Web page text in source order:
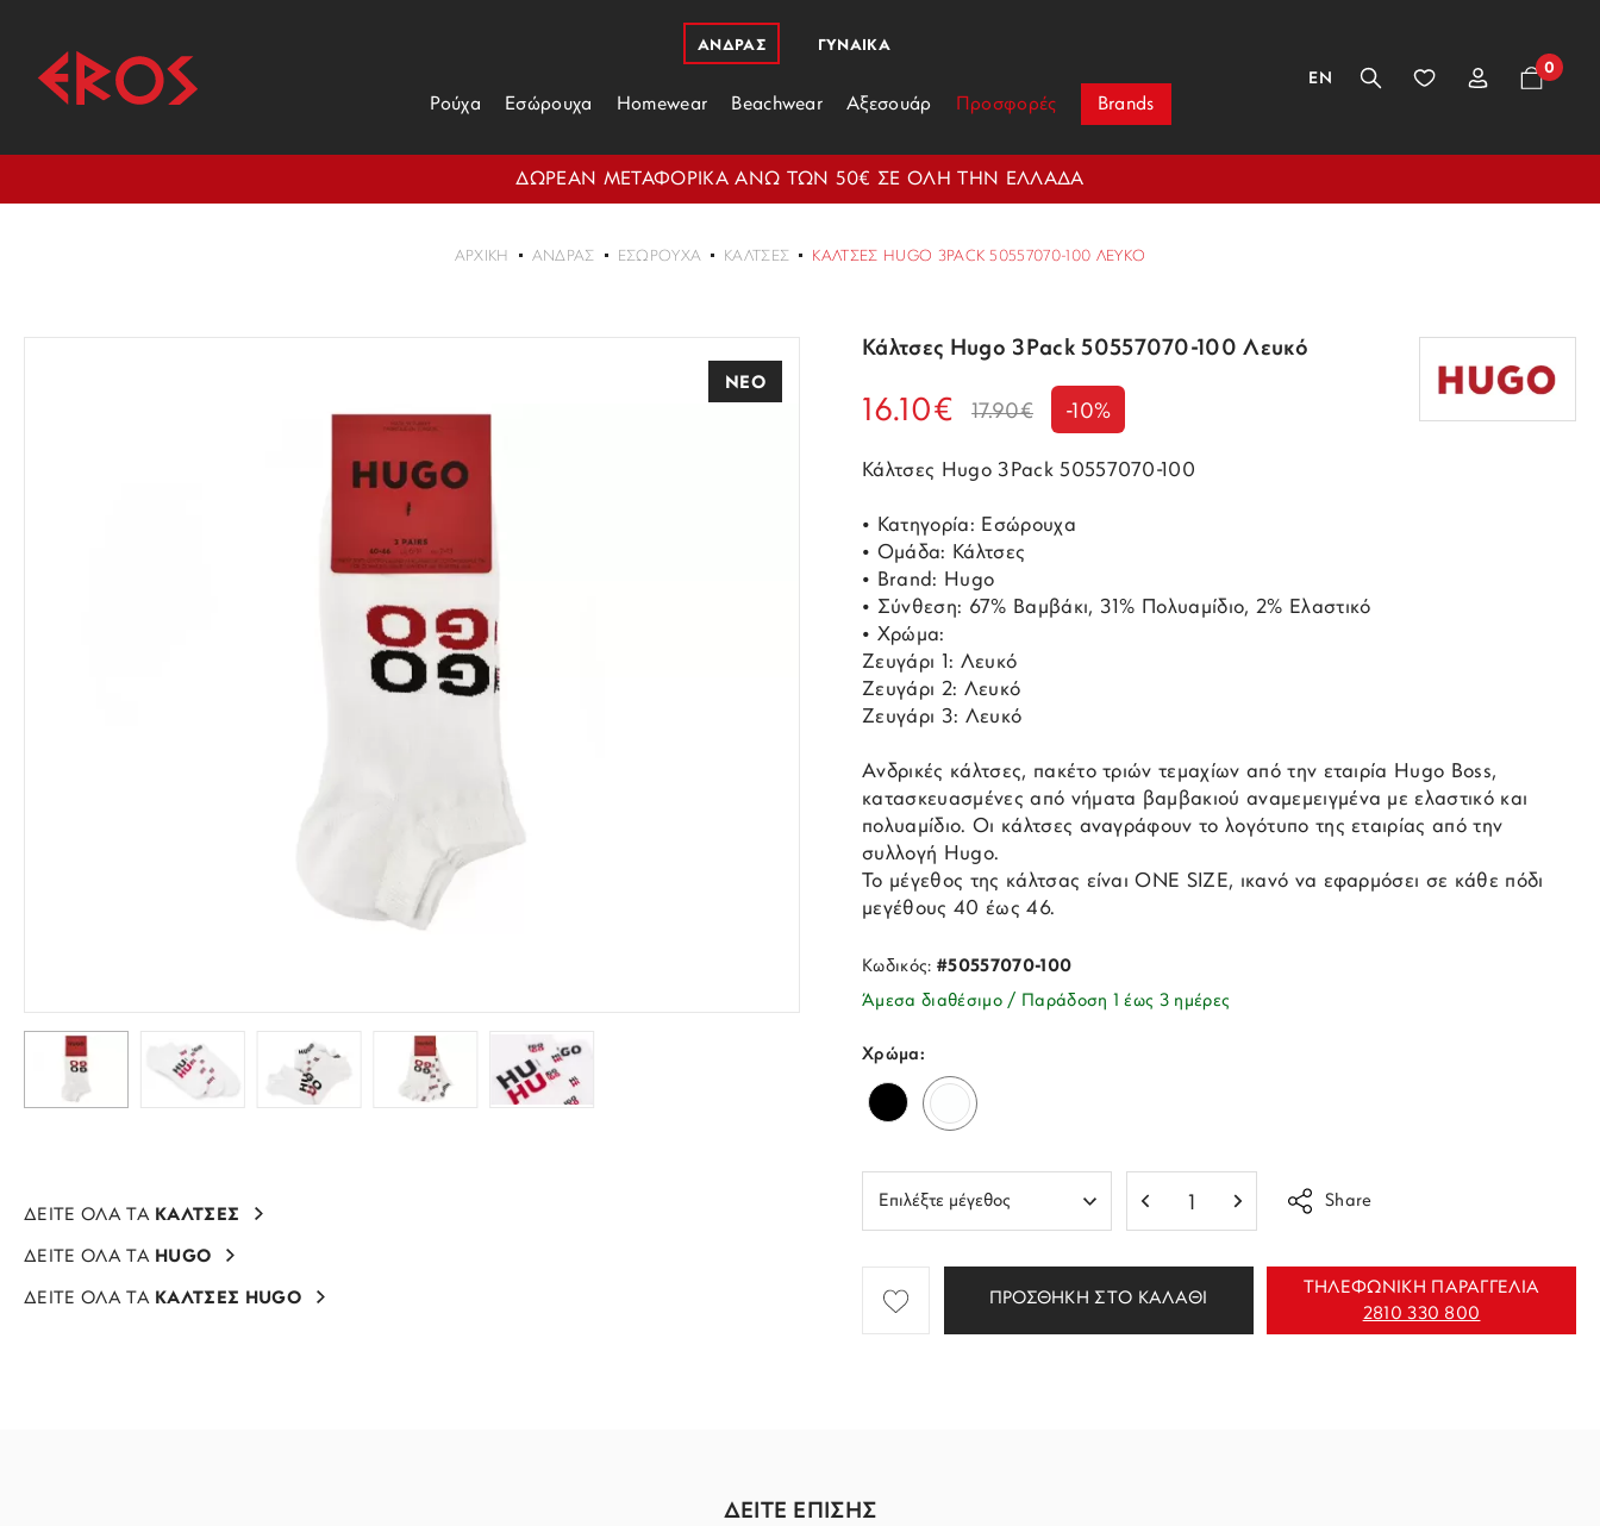
ΑΝΔΡΑΣ
Ρούχα Εσώρουχα Homewear Beachwear Αξεσουάρ Προσφορές Brands
ΓΥΝΑΙΚΑ
EN
0
ΔΩΡΕΑΝ ΜΕΤΑΦΟΡΙΚΑ ΑΝΩ ΤΩΝ 50€ ΣΕ ΟΛΗ ΤΗΝ ΕΛΛΑΔΑ
ΑΡΧΙΚΉ ΑΝΔΡΑΣ ΕΣΏΡΟΥΧΑ ΚΆΛΤΣΕΣ ΚΆΛΤΣΕΣ HUGO 3PACK 50557070-100 ΛΕΥΚΌ
ΝΕΟ
ΔΕΙΤΕ ΟΛΑ ΤΑ ΚΑΛΤΣΕΣ
ΔΕΙΤΕ ΟΛΑ ΤΑ HUGO
ΔΕΙΤΕ ΟΛΑ ΤΑ ΚΑΛΤΣΕΣ HUGO
Κάλτσες Hugo 3Pack 50557070-100 Λευκό
16.10€ 17.90€ -10%
Κάλτσες Hugo 3Pack 50557070-100
• Κατηγορία: Εσώρουχα
• Ομάδα: Κάλτσες
• Brand: Hugo
• Σύνθεση: 67% Βαμβάκι, 31% Πολυαμίδιο, 2% Ελαστικό
• Χρώμα:
Ζευγάρι 1: Λευκό
Ζευγάρι 2: Λευκό
Ζευγάρι 3: Λευκό
Ανδρικές κάλτσες, πακέτο τριών τεμαχίων από την εταιρία Hugo Boss,
κατασκευασμένες από νήματα βαμβακιού αναμεμειγμένα με ελαστικό και
πολυαμίδιο. Οι κάλτσες αναγράφουν το λογότυπο της εταιρίας από την
συλλογή Hugo.
Το μέγεθος της κάλτσας είναι ONE SIZE, ικανό να εφαρμόσει σε κάθε πόδι
μεγέθους 40 έως 46.
Κωδικός:#50557070-100
Άμεσα διαθέσιμο / Παράδοση 1 έως 3 ημέρες
Χρώμα:
Share
ΠΡΟΣΘΗΚΗ ΣΤΟ ΚΑΛΑΘΙ
ΤΗΛΕΦΩΝΙΚΗ ΠΑΡΑΓΓΕΛΙΑ
2810 330 800
ΔΕΙΤΕ ΕΠΙΣΗΣ